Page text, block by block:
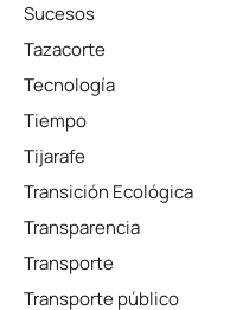
Sucesos
Tazacorte
Tecnología
Tiempo
Tijarafe
Transición Ecológica
Transparencia
Transporte
Transporte público